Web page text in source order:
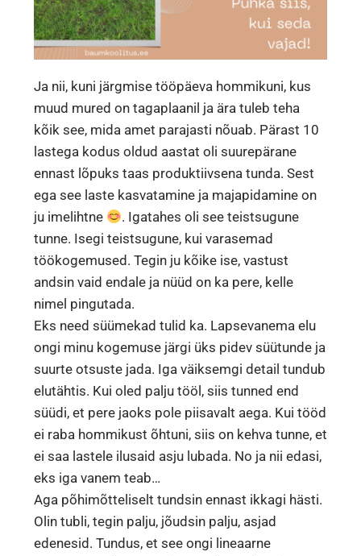
Ja nii, kuni järgmise tööpäeva hommikuni, kus
muud mured on tagaplaanil ja ära tuleb teha
kõik see, mida amet parajasti nõuab. Pärast 10
lastega kodus oldud aastat oli suurepärane
ennast lõpuks taas produktiivsena tunda. Sest
ega see laste kasvatamine ja majapidamine on
ju imelihtne
. Igatahes oli see teistsugune
tunne. Isegi teistsugune, kui varasemad
töökogemused. Tegin ju kõike ise, vastust
andsin vaid endale ja nüüd on ka pere, kelle
nimel pingutada.
Eks need süümekad tulid ka. Lapsevanema elu
ongi minu kogemuse järgi üks pidev süütunde ja
suurte otsuste jada. Iga väiksemgi detail tundub
elutähtis. Kui oled palju tööl, siis tunned end
süüdi, et pere jaoks pole piisavalt aega. Kui tööd
ei raba hommikust õhtuni, siis on kehva tunne, et
ei saa lastele ilusaid asju lubada. No ja nii edasi,
eks iga vanem teab…
Aga põhimõtteliselt tundsin ennast ikkagi hästi.
Olin tubli, tegin palju, jõudsin palju, asjad
edenesid. Tundus, et see ongi lineaarne